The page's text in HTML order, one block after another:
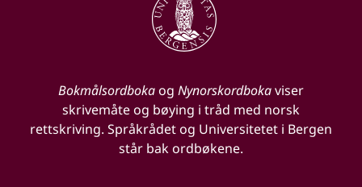
Bokmålsordbokaog Nynorskordbokaviser
skrivemåte og bøying i tråd med norsk
rettskriving. Språkrådet og Universitetet i Bergen
står bak ordbøkene.